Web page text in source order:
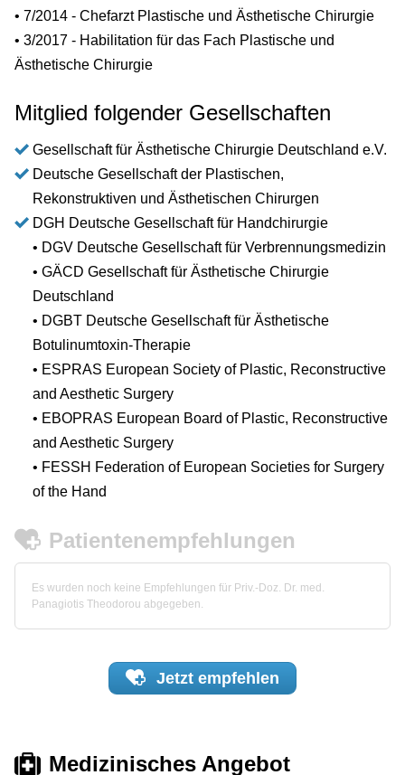
• 7/2014 - Chefarzt Plastische und Ästhetische Chirurgie
• 3/2017 - Habilitation für das Fach Plastische und
Ästhetische Chirurgie
Mitglied folgender Gesellschaften
Gesellschaft für Ästhetische Chirurgie Deutschland e.V.
Deutsche Gesellschaft der Plastischen,
Rekonstruktiven und Ästhetischen Chirurgen
DGH Deutsche Gesellschaft für Handchirurgie
• DGV Deutsche Gesellschaft für Verbrennungsmedizin
• GÄCD Gesellschaft für Ästhetische Chirurgie
Deutschland
• DGBT Deutsche Gesellschaft für Ästhetische
Botulinumtoxin-Therapie
• ESPRAS European Society of Plastic, Reconstructive
and Aesthetic Surgery
• EBOPRAS European Board of Plastic, Reconstructive
and Aesthetic Surgery
• FESSH Federation of European Societies for Surgery
of the Hand
Patientenempfehlungen
Es wurden noch keine Empfehlungen für Priv.-Doz. Dr. med.
Panagiotis Theodorou abgegeben.
Jetzt empfehlen
Medizinisches Angebot